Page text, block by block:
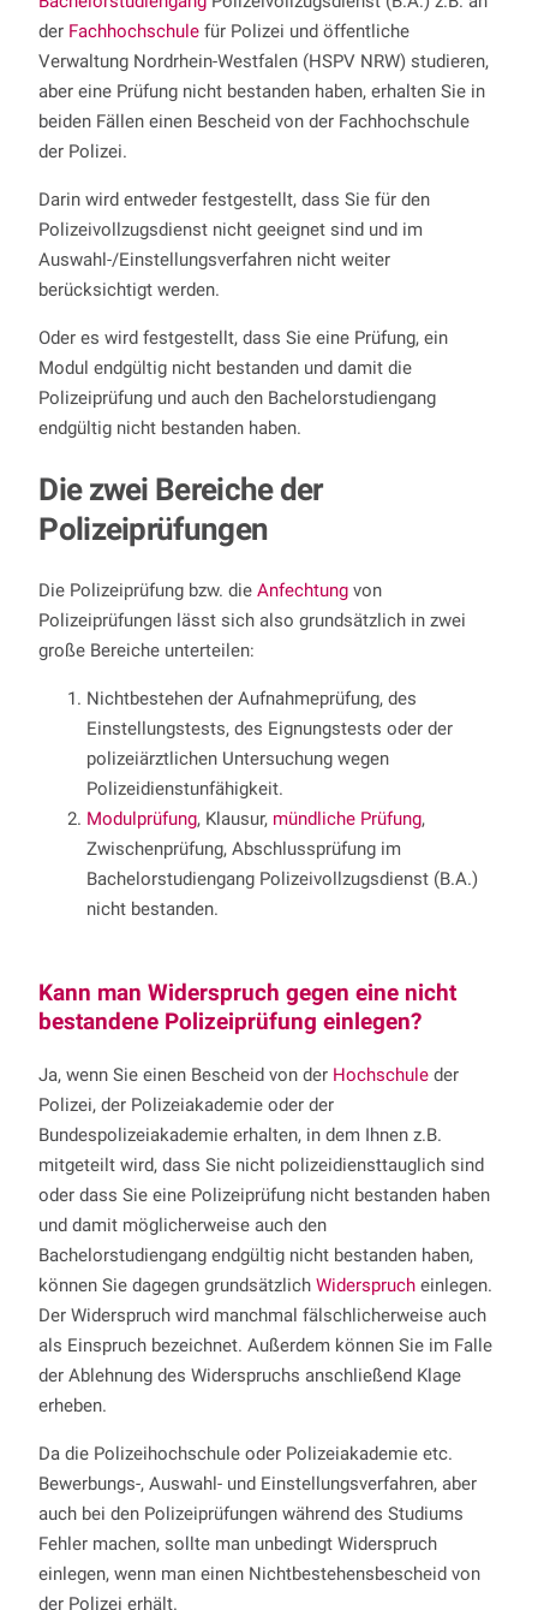
der Fachhochschule für Polizei und öffentliche
Verwaltung Nordrhein-Westfalen (HSPV NRW) studieren,
aber eine Prüfung nicht bestanden haben, erhalten Sie in
beiden Fällen einen Bescheid von der Fachhochschule
der Polizei.
Darin wird entweder festgestellt, dass Sie für den
Polizeivollzugsdienst nicht geeignet sind und im
Auswahl-/Einstellungsverfahren nicht weiter
berücksichtigt werden.
Oder es wird festgestellt, dass Sie eine Prüfung, ein
Modul endgültig nicht bestanden und damit die
Polizeiprüfung und auch den Bachelorstudiengang
endgültig nicht bestanden haben.
Die zwei Bereiche der
Polizeiprüfungen
Die Polizeiprüfung bzw. dieAnfechtung von
Polizeiprüfungen lässt sich also grundsätzlich in zwei
große Bereiche unterteilen:
Nichtbestehen der Aufnahmeprüfung, des
Einstellungstests, des Eignungstests oder der
polizeiärztlichen Untersuchung wegen
Polizeidienstunfähigkeit.
Modulprüfung, Klausur, mündliche Prüfung,
Zwischenprüfung, Abschlussprüfung im
Bachelorstudiengang Polizeivollzugsdienst (B.A.)
nicht bestanden.
Kann man Widerspruch gegen eine nicht
bestandene Polizeiprüfung einlegen?
Ja, wenn Sie einen Bescheid von der Hochschule der
Polizei, der Polizeiakademie oder der
Bundespolizeiakademie erhalten, in dem Ihnen z.B.
mitgeteilt wird, dass Sie nicht polizeidiensttauglich sind
oder dass Sie eine Polizeiprüfung nicht bestanden haben
und damit möglicherweise auch den
Bachelorstudiengang endgültig nicht bestanden haben,
können Sie dagegen grundsätzlichWiderspruch einlegen.
Der Widerspruch wird manchmal fälschlicherweise auch
als Einspruch bezeichnet. Außerdem können Sie im Falle
der Ablehnung des Widerspruchs anschließend Klage
erheben.
Da die Polizeihochschule oder Polizeiakademie etc.
Bewerbungs-, Auswahl- und Einstellungsverfahren, aber
auch bei den Polizeiprüfungen während des Studiums
Fehler machen, sollte man unbedingt Widerspruch
einlegen, wenn man einen Nichtbestehensbescheid von
der Polizei erhält.